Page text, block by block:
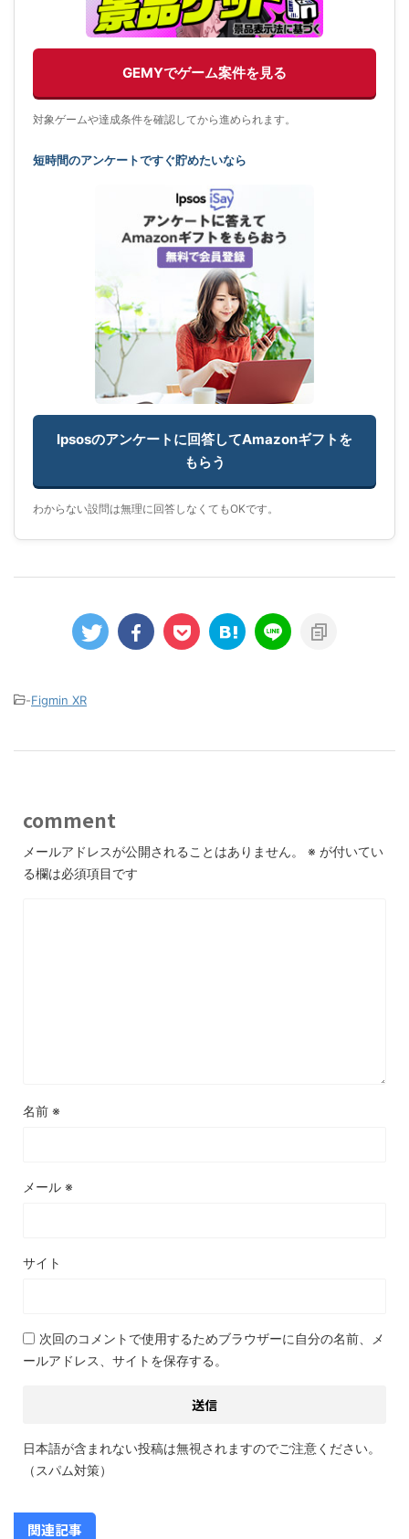
GEMYでゲーム案件を見る
対象ゲームや達成条件を確認してから進められます。
短時間のアンケートですぐ貯めたいなら
Ipsosのアンケートに回答してAmazonギフトを
もらう
わからない設問は無理に回答しなくてもOKです。
-Figmin XR
comment
メールアドレスが公開されることはありません。 ※ が付いてい
る欄は必須項目です
名前 ※
メール ※
サイト
次回のコメントで使用するためブラウザーに自分の名前、メ
ールアドレス、サイトを保存する。
日本語が含まれない投稿は無視されますのでご注意ください。
（スパム対策）
関連記事